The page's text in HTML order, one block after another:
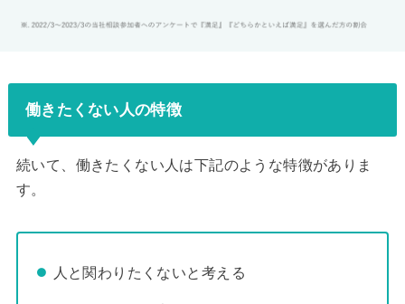
働きたくない人の特徴
続いて、働きたくない人は下記のような特徴がありま
す。
人と関わりたくないと考える